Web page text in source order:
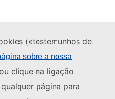
(«testemunhos de
sobre a nossa
ou clique na ligação
página para